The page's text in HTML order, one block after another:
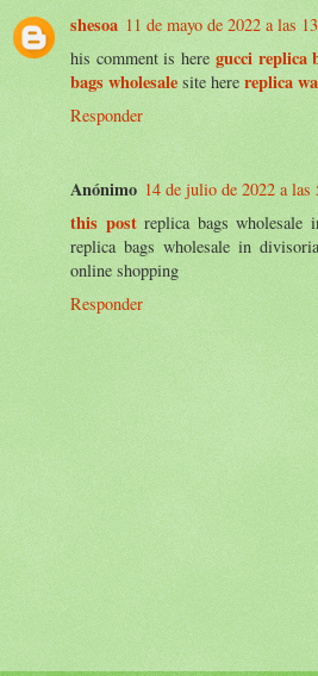
shesoa 11 de mayo de 2022 a las
his comment is here gucci replica
bags wholesale site here replica
Responder
Anónimo 14 de julio de 2022 a las
this postreplica bags wholesale
replica bags wholesale in
online shopping
Responder